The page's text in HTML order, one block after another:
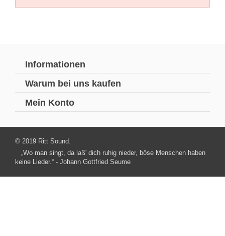
Informationen
Warum bei uns kaufen
Mein Konto
© 2019 Ritt Sound.
„Wo man singt, da laß' dich ruhig nieder, böse Menschen haben
keine Lieder.“ - Johann Gottfried Seume